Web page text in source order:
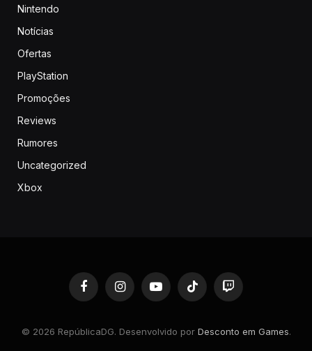
Nintendo
Notícias
Ofertas
PlayStation
Promoções
Reviews
Rumores
Uncategorized
Xbox
FacebookInstagramYouTubeTikTok Twitch
© 2026 RepúblicaDG. Desenvolvido por Desconto em Games.